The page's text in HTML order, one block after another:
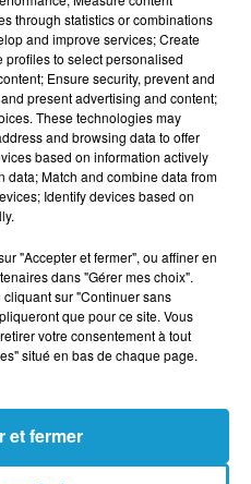
INSTALLÉE
annonce avoir
000 annonces
particuliers”
soit“une
à 2024 à la
prévoit de
.
de cadeaux est
les mœurs. Selon un
eBay estime à
cadeaux en 2025, soit
an plus tôt.
through statistics or combinations
and improve services; Create
to select personalised
Ensure security, prevent and
present advertising and content;
These technologies may
and browsing data to offer
based on information actively
Match and combine data from
Identify devices based on
"Accepter et fermer", ou affiner en
dans "Gérer mes choix".
sur "Continuer sans
que pour ce site. Vous
votre consentement à tout
situé en bas de chaque page.
et fermer